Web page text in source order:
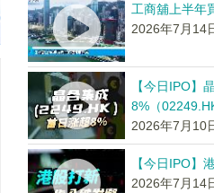
工商舖上半年
2026年7月14
【今日IPO】
8%（
2026年7月10
【今日IPO】
2026年7月14